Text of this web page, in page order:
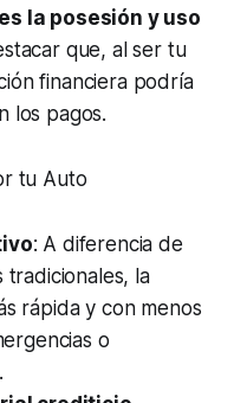
la posesión y uso
que, al ser tu
financiera podría
los pagos.
tu Auto
: A diferencia de
tradicionales, la
rápida y con menos
o